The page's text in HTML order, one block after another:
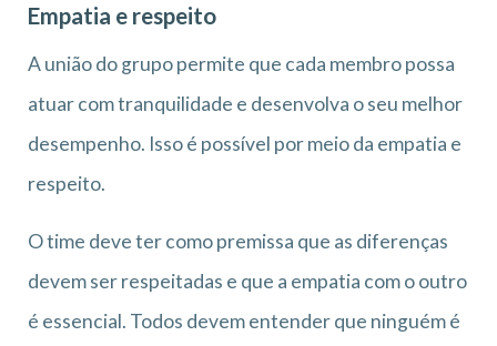
Empatia e respeito
A união do grupo permite que cada membro possa
atuar com tranquilidade e desenvolva o seu melhor
desempenho. Isso é possível por meio da empatia e
respeito.
O time deve ter como premissa que as diferenças
devem ser respeitadas e que a empatia com o outro
é essencial. Todos devem entender que ninguém é